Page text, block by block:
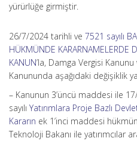
yürürlüğe girmiştir.
26/7/2024 tarihli ve 7521 sayılı
HÜKMÜNDE KARARNAMELERDE
KANUN’la, Damga Vergisi
Kanununda aşağıdaki değişiklik
– Kanunun 3’üncü maddesi ile
sayılı Yatırımlara Proje Bazlı
Kararın ek 1’inci maddesi
Teknoloji Bakanı ile yatırımcılar